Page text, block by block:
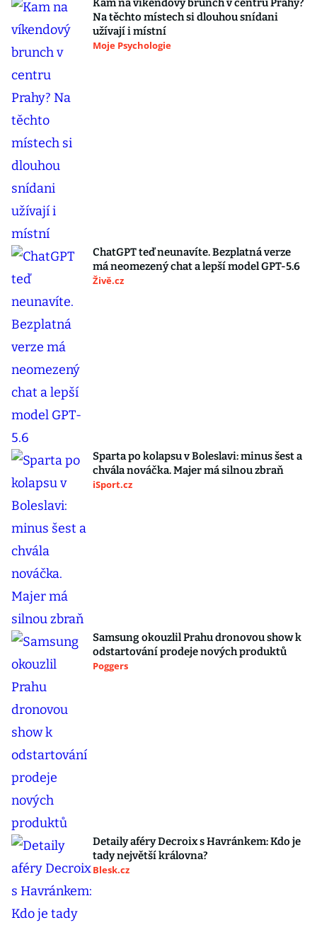
Kam na víkendový brunch v centru Prahy?
Na těchto místech si dlouhou snídani
užívají i místní
Moje Psychologie
ChatGPT teď neunavíte. Bezplatná verze
má neomezený chat a lepší model GPT-5.6
Živě.cz
Sparta po kolapsu v Boleslavi: minus šest a
chvála nováčka. Majer má silnou zbraň
iSport.cz
Samsung okouzlil Prahu dronovou show k
odstartování prodeje nových produktů
Poggers
Detaily aféry Decroix s Havránkem: Kdo je
tady největší královna?
Blesk.cz